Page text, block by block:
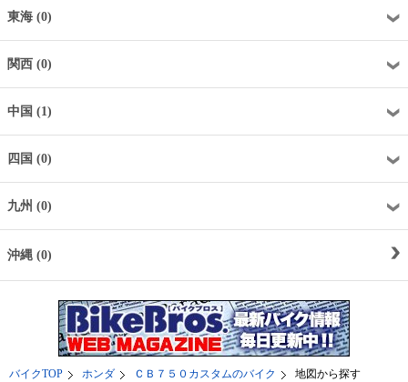
東海 (0)
関西 (0)
中国 (1)
四国 (0)
九州 (0)
沖縄 (0)
バイクTOP ホンダ ＣＢ７５０カスタムのバイク 地図から探す